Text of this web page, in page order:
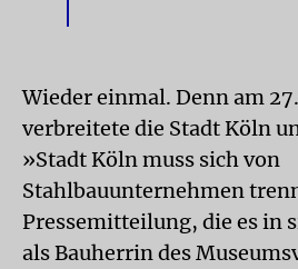
Wieder einmal. Denn am
verbreitete die Stadt Köln
»Stadt Köln muss sich von
Stahlbauunternehmen
Pressemitteilung, die es in
als Bauherrin des